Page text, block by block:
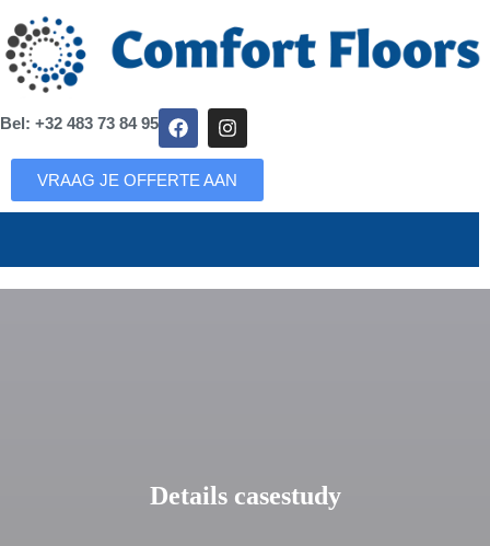
Bel: +32 483 73 84 95
VRAAG JE OFFERTE AAN
Details casestudy